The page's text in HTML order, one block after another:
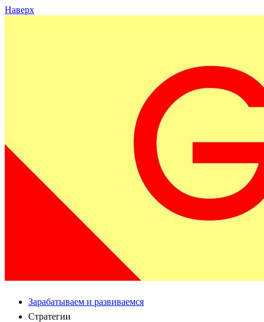
Наверх
Зарабатываем и развиваемся
Стратегии